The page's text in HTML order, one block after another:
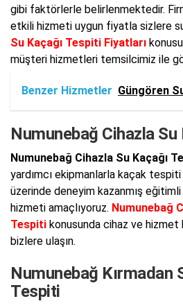
gibi faktörlerle belirlenmektedir.
etkili hizmeti uygun fiyatla sizlere
Su Kaçağı Tespiti Fiyatları
müşteri hizmetleri temsilcimiz ile
Benzer Hizmetler Güngören
Numunebağ Cihazla Su
Numunebağ Cihazla Su Kaçağı
yardımcı ekipmanlarla kaçak tespiti
üzerinde deneyim kazanmış
hizmeti amaçlıyoruz. Numunebağ
Tespiti konusunda cihaz ve hizmet
bizlere ulaşın.
Numunebağ Kırmadan
Tespiti